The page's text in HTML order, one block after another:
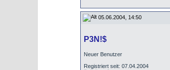
05.06.2004, 14:50
P3N!$
Neuer Benutzer
Registriert seit: 07.04.2004